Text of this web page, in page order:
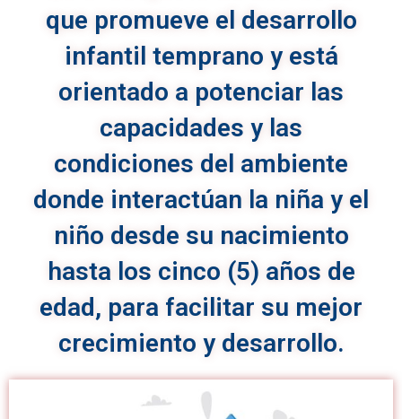
que promueve el desarrollo
infantil temprano y está
orientado a potenciar las
capacidades y las
condiciones del ambiente
donde interactúan la niña y el
niño desde su nacimiento
hasta los cinco (5) años de
edad, para facilitar su mejor
crecimiento y desarrollo.